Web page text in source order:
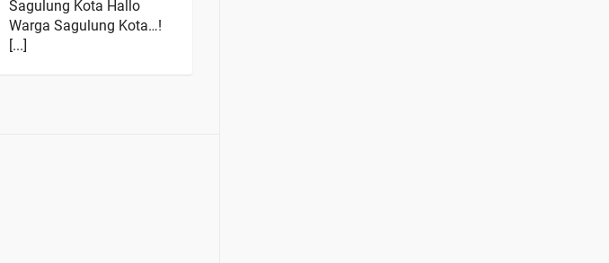
Sagulung Kota Hallo
Warga Sagulung Kota…!
[...]